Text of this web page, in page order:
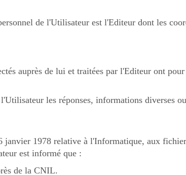
de l'Utilisateur est l'Editeur dont les
auprès de lui et traitées par l'Editeur ont
les réponses, informations diverses
1978 relative à l'Informatique, aux
est informé que :
de la CNIL.